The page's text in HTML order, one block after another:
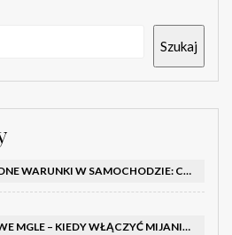
Szukaj
WYPOSAŻENIE NA TRUDNE WARUNKI W SAMOCHODZIE: CO MIEĆ ZIMĄ, W TRASIE I NA WYPADEK AWARII
JAK UŻYWAĆ ŚWIATEŁ WE MGLE – KIEDY WŁĄCZYĆ MIJANIA I PRZECIWMGIELNE ORAZ CZEGO NIE ROBIĆ